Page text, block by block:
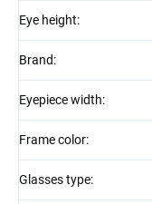
Eye height:
Brand:
Eyepiece width:
Frame color:
Glasses type: